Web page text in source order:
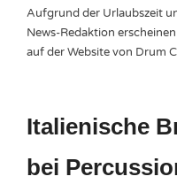
Aufgrund der Urlaubszeit
News-Redaktion
auf der Website von Drum
Italienische
bei